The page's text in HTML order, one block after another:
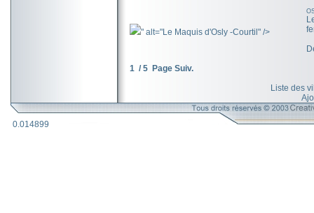
" alt="Le Maquis d'Osly -Courtil" />
1 / 5 Page Suiv.
Liste des
0.014899